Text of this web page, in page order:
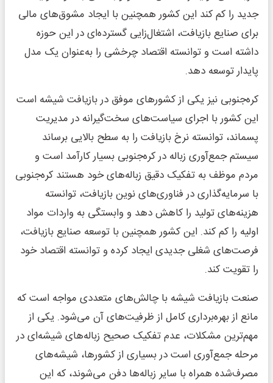
جدید را کم کند این کشور همچنین با ایجاد مشوق‌های مالی
برای صنایع بازیافت، اشتغال‌زایی گسترده‌ای در این حوزه
داشته است و توانسته اقتصاد چرخشی را به‌عنوان یک مدل
پایدار توسعه دهد.
کره‌جنوبی نیز یکی از کشورهای موفق در بازیافت شیشه است
این کشور با اجرای سیاست‌های سخت‌گیرانه در مدیریت
پسماند، توانسته نرخ بازیافت را به سطح بالایی برساند
سیستم جمع‌آوری زباله در کره‌جنوبی بسیار کارآمد است و
مردم موظف به تفکیک دقیق زباله‌های خود هستند کره‌جنوبی
با سرمایه‌گذاری در فناوری‌های نوین بازیافت، توانسته
هزینه‌های تولید را کاهش دهد و وابستگی به واردات مواد
اولیه را کم کند. این کشور همچنین با توسعه صنایع بازیافت،
فرصت‌های شغلی جدیدی ایجاد کرده و توانسته اقتصاد خود
را تقویت کند.
صنعت بازیافت شیشه با چالش‌های متعددی مواجه است که
مانع از بهره‌برداری کامل از ظرفیت‌های آن می‌شود. یکی از
مهم‌ترین مشکلات، عدم تفکیک صحیح زباله‌های شیشه‌ای در
مرحله جمع‌آوری است در بسیاری از کشورها، شیشه‌های
مصرف‌شده همراه با سایر زباله‌ها دفن می‌شوند، که این